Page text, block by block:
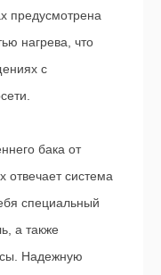
предусмотрена
нагрева, что
с
бака от
отвечает система
специальный
а также
Надежную